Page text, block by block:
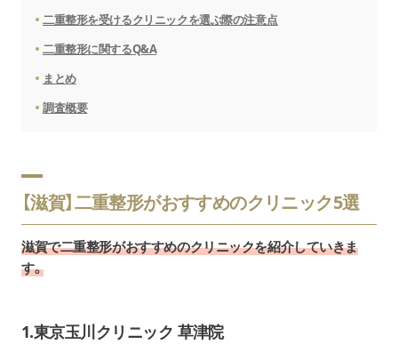
二重整形を受けるクリニックを選ぶ際の注意点
二重整形に関するQ&A
まとめ
調査概要
【滋賀】二重整形がおすすめのクリニック5選
滋賀で二重整形がおすすめのクリニックを紹介していきま
す。
1.東京玉川クリニック 草津院